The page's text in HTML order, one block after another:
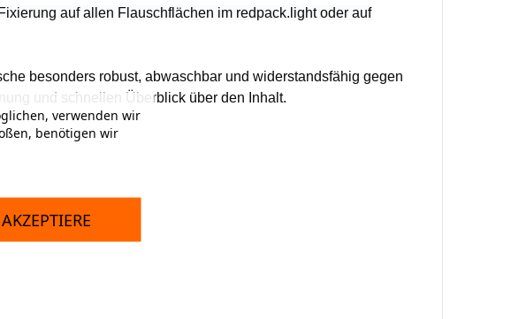
auf allen Flauschflächen im redpack.light oder auf
besonders robust, abwaschbar und widerstandsfähig gegen
und schnellen Überblick über den Inhalt.
verwenden wir
benötigen wir